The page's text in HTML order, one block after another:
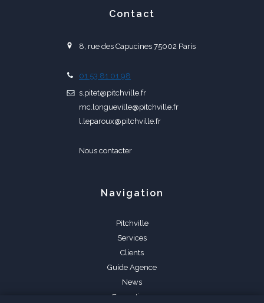
Contact
8, rue des Capucines 75002 Paris
01 53 81 01 98
s.pitet@pitchville.fr
mc.longueville@pitchville.fr
l.leparoux@pitchville.fr
Nous contacter
Navigation
Pitchville
Services
Clients
Guide Agence
News
Formations